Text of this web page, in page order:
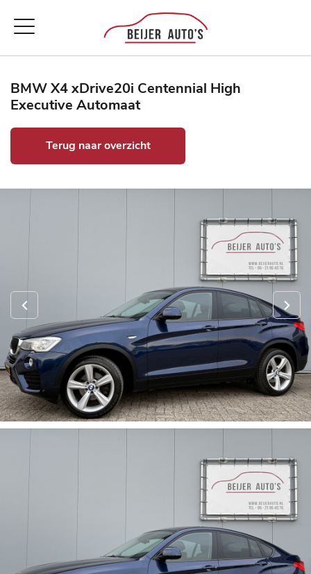
BMW X4 xDrive20i Centennial High
Executive Automaat
Terug naar overzicht